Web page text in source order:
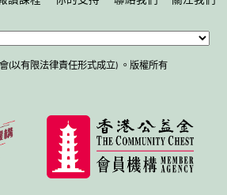
(以有限法律責任形式成立) 。版權所有